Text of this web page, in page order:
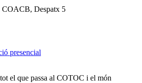
COACB, Despatx 5
presencial
el que passa al COTOC i el món